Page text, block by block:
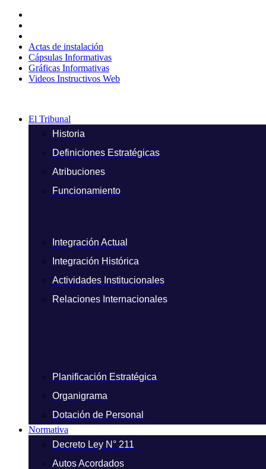
contenido
Actas de instalación
Cápsulas Informativas
Gráficas Informativas
Videos Instructivos Web
El Tribunal
Historia
Definiciones Estratégicas
Atribuciones
Funcionamiento
Integración Actual
Integración Histórica
Actividades Institucionales
Relaciones Internacionales
Planificación Estratégica
Organigrama
Dotación de Personal
Normativa
Decreto Ley N° 211
Autos Acordados